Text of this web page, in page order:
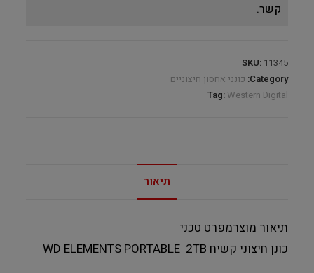
קשר.
SKU: 11345
Category: כונני אחסון חיצוניים
Tag: Western Digital
תיאור
תיאור מוצרמפרט טכני
כונן חיצוני קשיח WD ELEMENTS PORTABLE 2TB